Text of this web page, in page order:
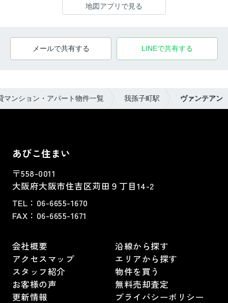
地図アプリで見る
メールで共有する LINEで共有する
マンション・アパート物件一覧 我孫子町駅 ヴァンテアン
あびこ住まい
〒558-0011
大阪府大阪市住吉区苅田９丁目14-2
TEL： 06-6655-1670
FAX： 06-6655-1671
会社概要
アクセスマップ
スタッフ紹介
お客様の声
更新情報
沿線から探す
エリアから探す
物件を買う
無料売却査定
プライバシーポリシー